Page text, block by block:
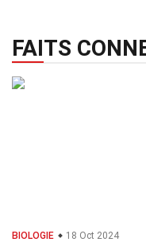
FAITS
BIOLOGIE 18 Oct 2024